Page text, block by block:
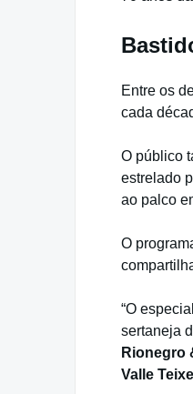
Entre os
cada
O público
estrelado
ao palco
O
“O
sertaneja
Rionegro
Valle